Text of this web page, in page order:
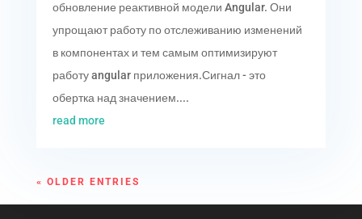
обновление реактивной модели Angular. Они
упрощают работу по отслеживанию изменений
в компонентах и тем самым оптимизируют
работу angular приложения.Сигнал - это
обертка над значением....
read more
« OLDER ENTRIES